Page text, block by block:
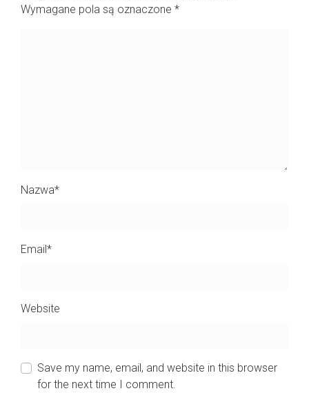
Wymagane pola są oznaczone *
Nazwa*
Email*
Website
Save my name, email, and website in this browser
for the next time I comment.